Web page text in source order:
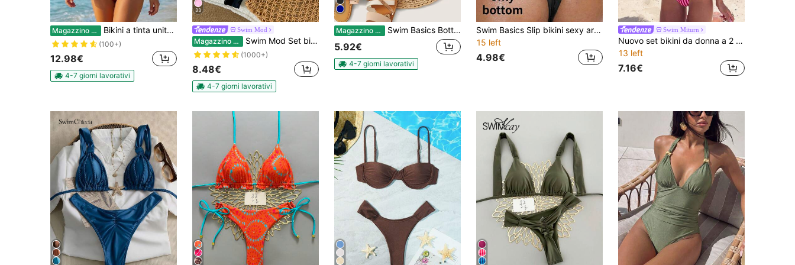
Magazzino EU Bikini a tinta unita da donna in tessuto di nylon lucido, con collo alto, per vacanze e spiaggia, colore rosso, adatto per l'estate
(100+)
12.98€
4-7 giorni lavorativi
33
Swim Mod
Magazzino EU Swim Mod Set bikini sexy da donna in colore unito con decorazioni in metallo, adatto per l'estate
(1000+)
8.48€
4-7 giorni lavorativi
Magazzino EU Swim Basics Bottoms bikini Colore unico nero Sexy
5.92€
4-7 giorni lavorativi
Swim Basics Slip bikini sexy arricciati da donna, outfit basic snellente per vacanze al mare
15 left
4.98€
Swim Miturn
Nuovo set bikini da donna a 2 pezzi con stampa a righe e schienale triangolare, per l'estate, resort sull'isola, vacanze e spiaggia
13 left
7.16€